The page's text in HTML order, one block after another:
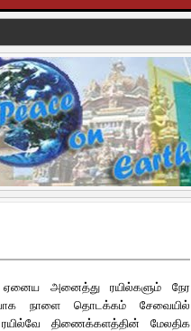
ஏனைய அனைத்து ரயில்களும் நேர
நாளை தொடக்கம் சேவையில்
ரயில்வே திணைக்களத்தின் மேலதிக